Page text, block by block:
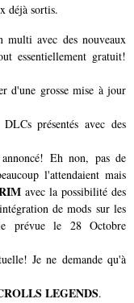
déjà sortis.
multi avec des nouveaux
essentiellement gratuit!
d'une grosse mise à jour
présentés avec des
Eh non, pas de
l'attendaient mais
avec la possibilité des
de mods sur les
prévue le 28 Octobre
Je ne demande qu'à
LEGENDS.